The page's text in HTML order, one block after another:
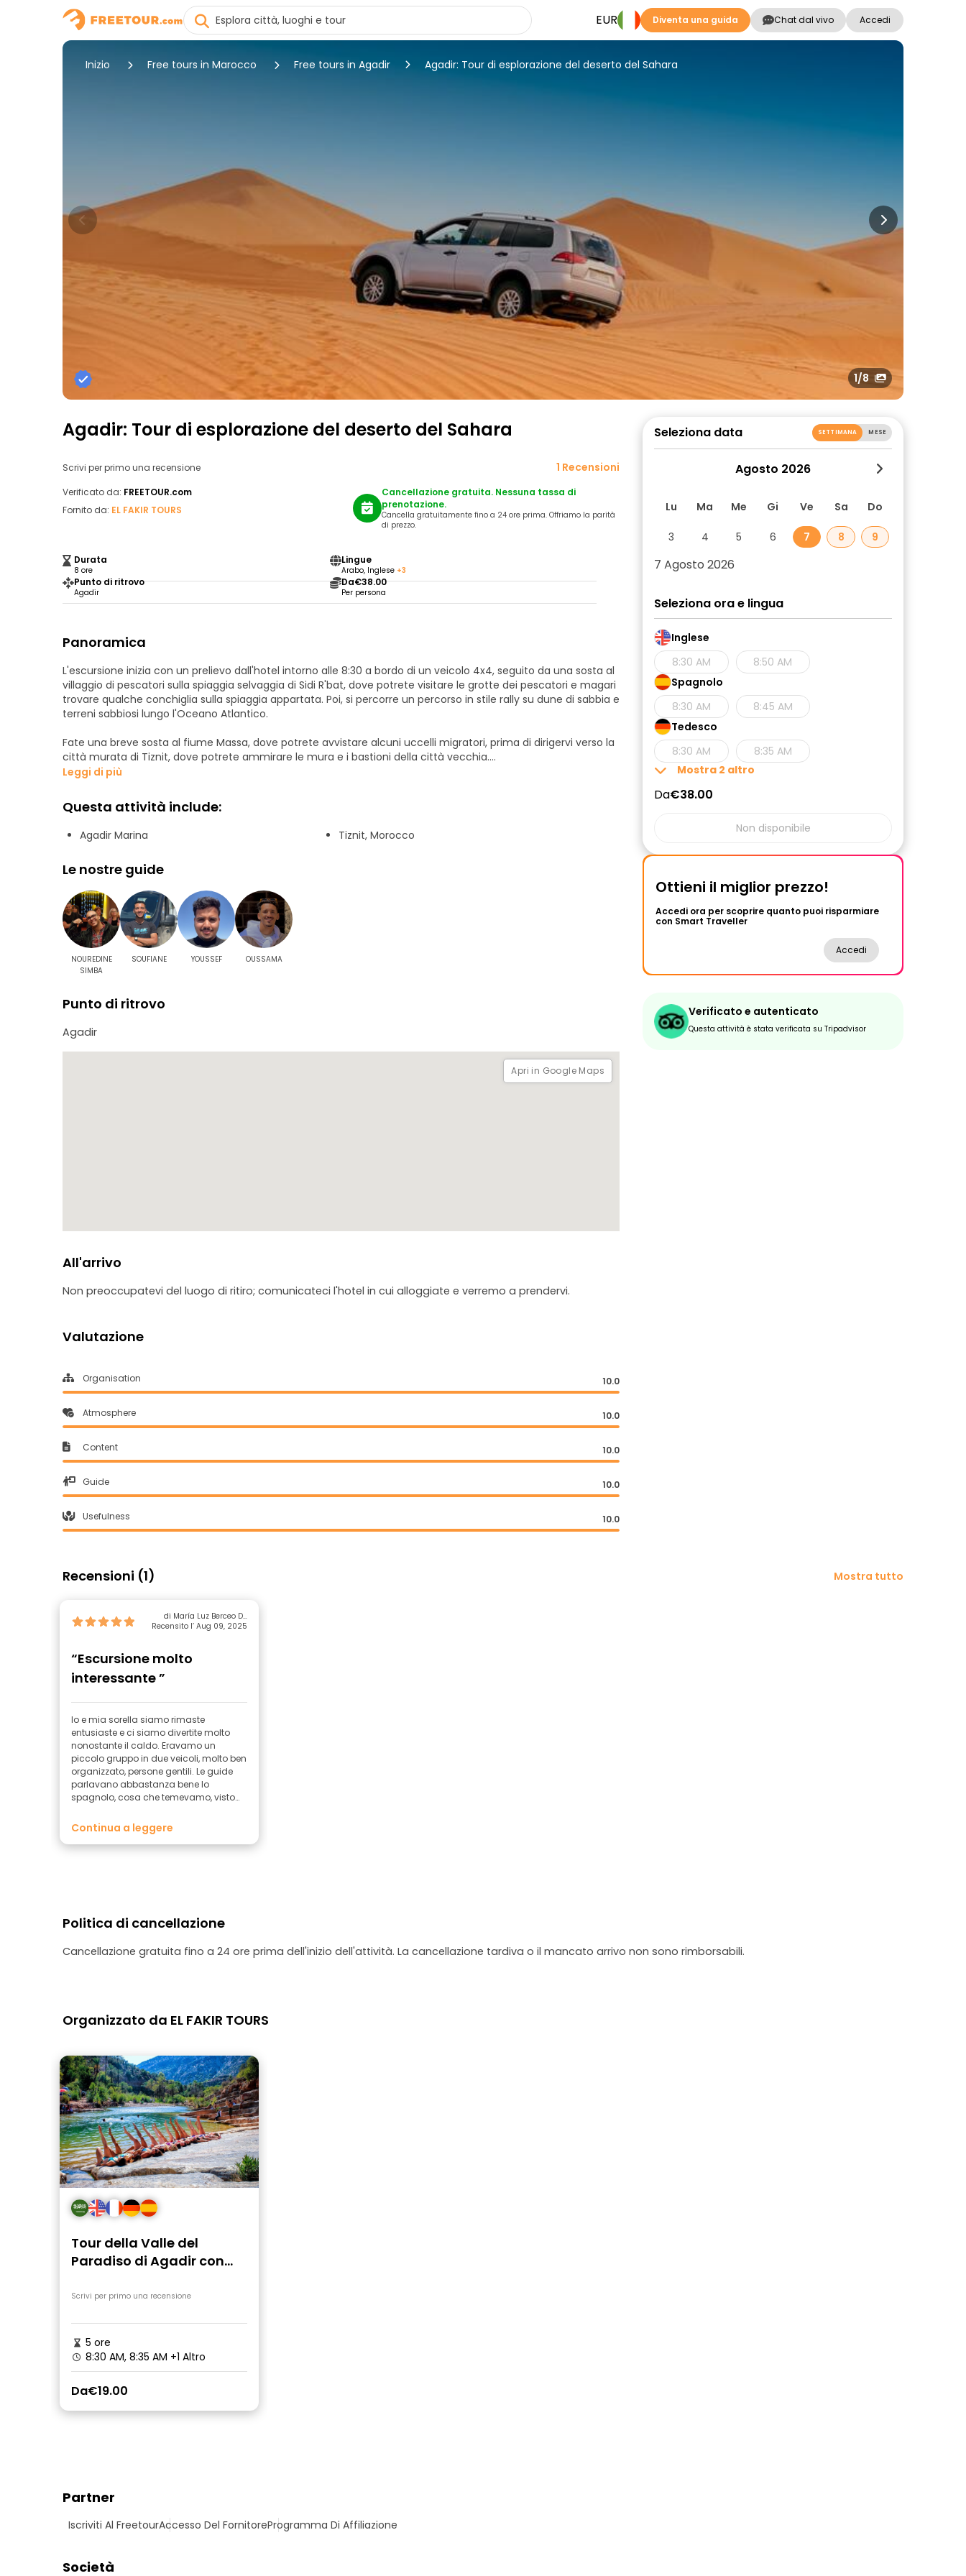
EUR Diventa una guida Chat dal vivo Accedi
Inizio Free tours in Marocco Free tours in Agadir Agadir: Tour di esplorazione del deserto del Sahara
1/8
Agadir: Tour di esplorazione del deserto del Sahara
Scrivi per primo una recensione 1 Recensioni
Verificato da: FREETOUR.com
Fornito da: EL FAKIR TOURS
Durata
8 ore
Lingue
Arabo, Inglese +3
Punto di ritrovo
Agadir
Da€38.00
Per persona
Cancellazione gratuita. Nessuna tassa di
prenotazione.
Cancella gratuitamente fino a 24 ore prima. Offriamo la parità
di prezzo.
Panoramica
L'escursione inizia con un prelievo dall'hotel intorno alle 8:30 a bordo di un veicolo 4x4, seguito da una sosta al
villaggio di pescatori sulla spiaggia selvaggia di Sidi R'bat, dove potrete visitare le grotte dei pescatori e magari
trovare qualche conchiglia sulla spiaggia appartata. Poi, si percorre un percorso in stile rally su dune di sabbia e
terreni sabbiosi lungo l'Oceano Atlantico.
Fate una breve sosta al fiume Massa, dove potrete avvistare alcuni uccelli migratori, prima di dirigervi verso la
città murata di Tiznit, dove potrete ammirare le mura e i bastioni della città vecchia.
vecchia Medina e di curiosare tra i gioielli d'argento berberi fatti a mano.
Una volta terminata la visita di Tiznit, ci dirigeremo verso le montagne dell'Atlante e ci fermeremo in una casa
locale per un delizioso pranzo a base di due piatti tradizionali, il tajine e il couscous, accompagnati da un
Leggi di più
Questa attività include:
Agadir Marina Tiznit, Morocco
Le nostre guide
NOUREDINE
SIMBA
SOUFIANE YOUSSEF OUSSAMA
Punto di ritrovo
Agadir
Apri in Google Maps
All'arrivo
Non preoccupatevi del luogo di ritiro; comunicateci l'hotel in cui alloggiate e verremo a prendervi.
Valutazione
Organisation 10.0
Atmosphere 10.0
Content 10.0
Guide 10.0
Usefulness 10.0
Recensioni (1) Mostra tutto
di María Luz Berceo De
Pablo
Recensito l’ Aug 09, 2025
“Escursione molto
interessante ”
Io e mia sorella siamo rimaste
entusiaste e ci siamo divertite molto
nonostante il caldo. Eravamo un
piccolo gruppo in due veicoli, molto ben
organizzato, persone gentili. Le guide
parlavano abbastanza bene lo
spagnolo, cosa che temevamo, visto
parleranno in spagnolo e poi ti dicono
solo singole frasi. Il cibo era molto
buono. Il giro in cammello è facoltativo
d'acqua. Faceva molto caldo, ma ne è
Continua a leggere
Politica di cancellazione
Cancellazione gratuita fino a 24 ore prima dell'inizio dell'attività. La cancellazione tardiva o il mancato arrivo non sono rimborsabili.
Seleziona data SETTIMANA MESE
Agosto 2026
Lu Ma Me Gi Ve Sa Do
3 4 5 6 7 8 9
7 Agosto 2026
Seleziona ora e lingua
Inglese
8:30 AM
8:50 AM
Spagnolo
8:30 AM
8:45 AM
Tedesco
8:30 AM
8:35 AM
Mostra 2 altro
Da€38.00
Non disponibile
Ottieni il miglior prezzo!
Accedi ora per scoprire quanto puoi risparmiare
con Smart Traveller
Accedi
Verificato e autenticato
Questa attività è stata verificata su Tripadvisor
Organizzato da EL FAKIR TOURS
Tour della Valle del
Paradiso di Agadir con
Scrivi per primo una recensione
5 ore
8:30 AM, 8:35 AM +1 Altro
Da€19.00
Partner
Iscriviti Al FreetourAccesso Del FornitoreProgramma Di Affiliazione
Società